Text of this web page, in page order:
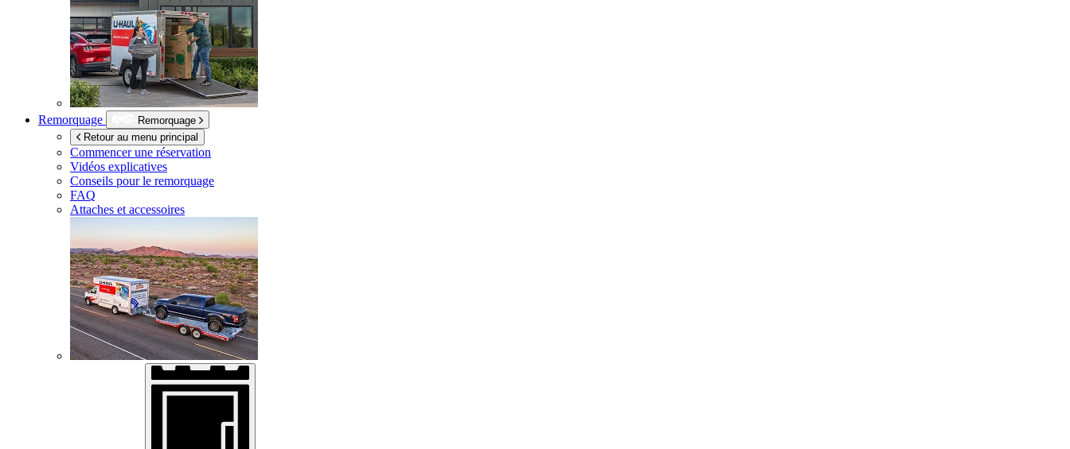
Remorquage
Remorquage
Retour au menu principal
Commencer une réservation
Vidéos explicatives
Conseils pour le remorquage
FAQ
Attaches et accessoires